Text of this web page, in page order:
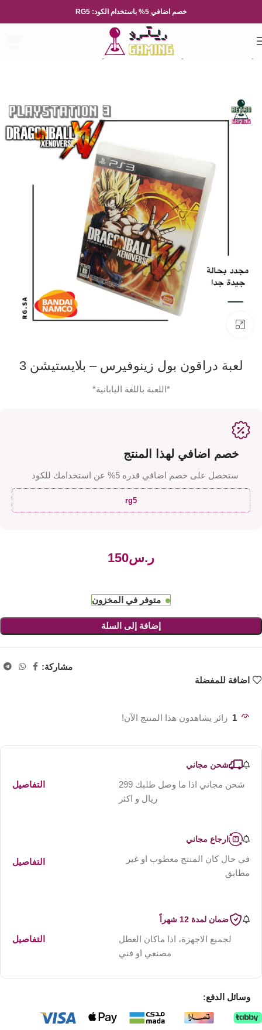
خصم اضافي 5% باستخدام الكود: RG5
Playsation بلايستيشن 3
لعبة دراقون بول زينوفيرس – بلايستيشن 3
*اللعبة باللغة اليابانية*
خصم اضافي لهذا المنتج
ستحصل على خصم اضافي قدره 5% عن استخدامك للكود
rg5
ر.س
متوفر في المخزون
إضافة إلى السلة
مشاركة:
اضافة للمفضلة
1 زائر يشاهدون هذا المنتج الآن!
شحن مجاني
شحن مجاني اذا ما وصل طلبك 299
ريال و اكثر
التفاصيل
ارجاع مجاني
في حال كان المنتج معطوب او غير
مطابق
التفاصيل
ضمان لمدة 12 شهراً
لجميع الاجهزة، اذا ماكان العطل
مصنعي او فني
التفاصيل
وسائل الدفع: